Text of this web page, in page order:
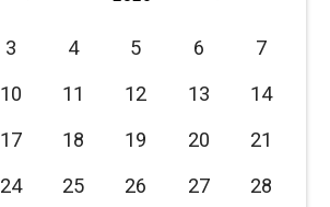
2024
2023
2021
3 4 5 6
7
10 11 12 13
14
17 18 19 20
21
24 25 26 27
28